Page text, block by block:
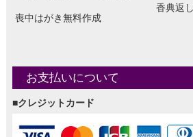
喪中はがき無料作成
香典返
お支払いについて
■クレジットカード